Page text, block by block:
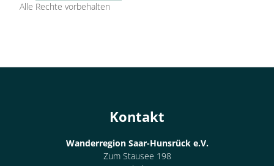
Alle Rechte vorbehalten
Kontakt
Wanderregion Saar-Hunsrück e.V.
Zum Stausee 198